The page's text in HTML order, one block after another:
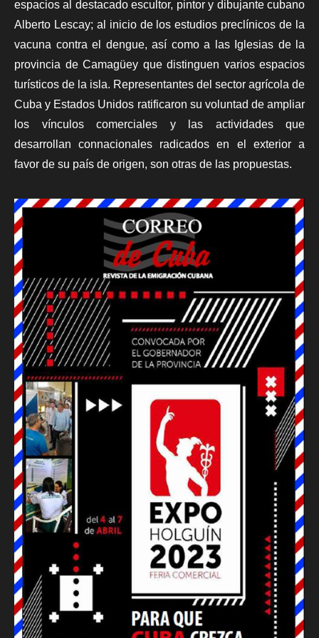
espacios al destacado escultor, pintor y dibujante cubano
Alberto Lescay; al inicio de los estudios preclínicos de la
vacuna contra el dengue, así como a las Iglesias de la
provincia de Camagüey que distinguen varios espacios
turísticos de la isla. Representantes del sector agrícola de
Cuba y Estados Unidos ratificaron su voluntad de ampliar
los vínculos comerciales y las actividades que
desarrollan connacionales radicados en el exterior a
favor de su país de origen, son otras de las propuestas.